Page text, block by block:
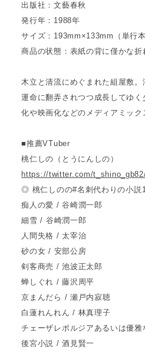
出版社：文藝春秋
発行年：1988年
サイズ：193mm×133mm（単行本
商品の状態：表紙の背に僅かな折
木立と清流にめぐまれた組屋敷
運命に翻弄されつつ成長してゆ
化や映画化などのメディアミック
■推薦VTuber
桃仁しの（とうにんしの）
https://twitter.com/
◎ 桃仁しのの#名刺代わりの小
痴人の愛 / 谷崎潤一郎
細雪 / 谷崎潤一郎
人間失格 / 太宰治
砂の女 / 安部公房
剣客商売 / 池波正太郎
蝉しぐれ / 藤沢周平
京まんだら / 瀬戸内寂聴
白蓮れんれん / 林真理子
チェーザレボルジアあるいは優
後宮小説 / 酒見賢一